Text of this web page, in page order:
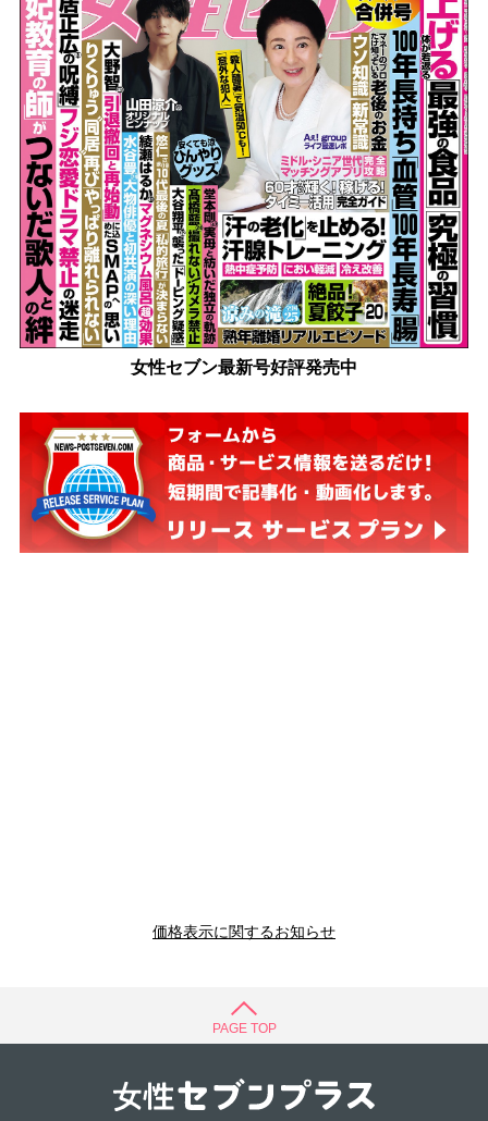
女性セブン最新号好評発売中
価格表示に関するお知らせ
PAGE TOP